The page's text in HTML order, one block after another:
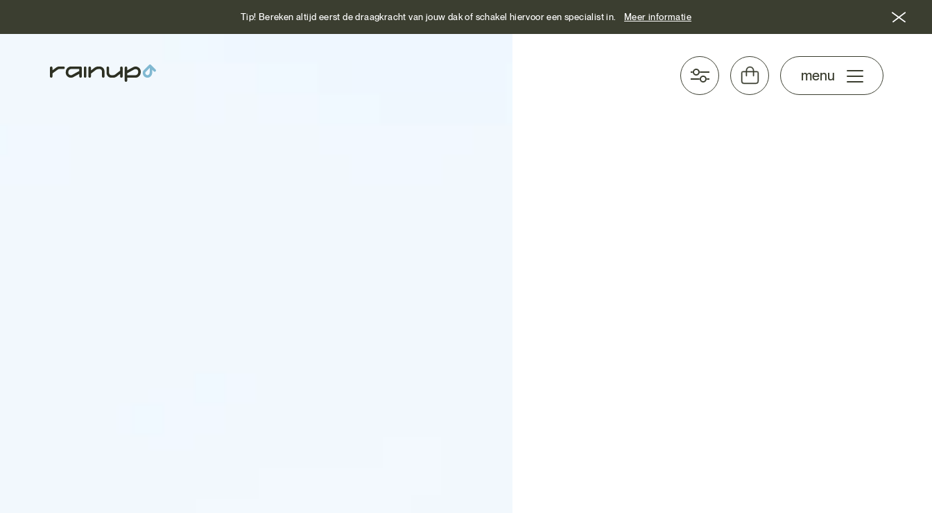
Tip! Bereken altijd eerst de draagkracht van jouw dak of schakel hiervoor een specialist in. Meer informatie
stel samen menu